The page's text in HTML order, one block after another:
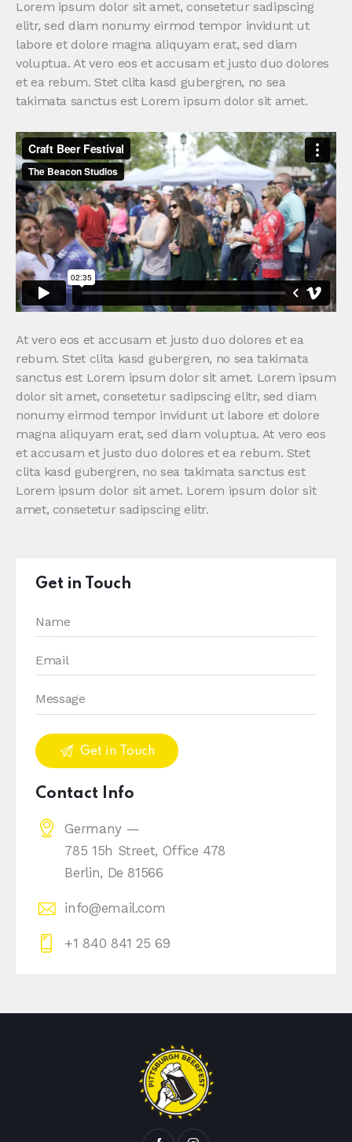
Lorem ipsum dolor sit amet, consetetur sadipscing
elitr, sed diam nonumy eirmod tempor invidunt ut
labore et dolore magna aliquyam erat, sed diam
voluptua. At vero eos et accusam et justo duo dolores
et ea rebum. Stet clita kasd gubergren, no sea
takimata sanctus est Lorem ipsum dolor sit amet.
At vero eos et accusam et justo duo dolores et ea
rebum. Stet clita kasd gubergren, no sea takimata
sanctus est Lorem ipsum dolor sit amet. Lorem ipsum
dolor sit amet, consetetur sadipscing elitr, sed diam
nonumy eirmod tempor invidunt ut labore et dolore
magna aliquyam erat, sed diam voluptua. At vero eos
et accusam et justo duo dolores et ea rebum. Stet
clita kasd gubergren, no sea takimata sanctus est
Lorem ipsum dolor sit amet. Lorem ipsum dolor sit
amet, consetetur sadipscing elitr.
Get in Touch
Contact Info
Germany —
785 15h Street, Office 478
Berlin, De 81566
info@email.com
+1 840 841 25 69